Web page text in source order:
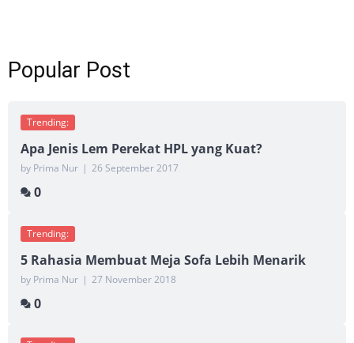
Popular Post
Trending:
Apa Jenis Lem Perekat HPL yang Kuat?
by Prima Nur | 26 September 2017
0
Trending:
5 Rahasia Membuat Meja Sofa Lebih Menarik
by Prima Nur | 27 November 2018
0